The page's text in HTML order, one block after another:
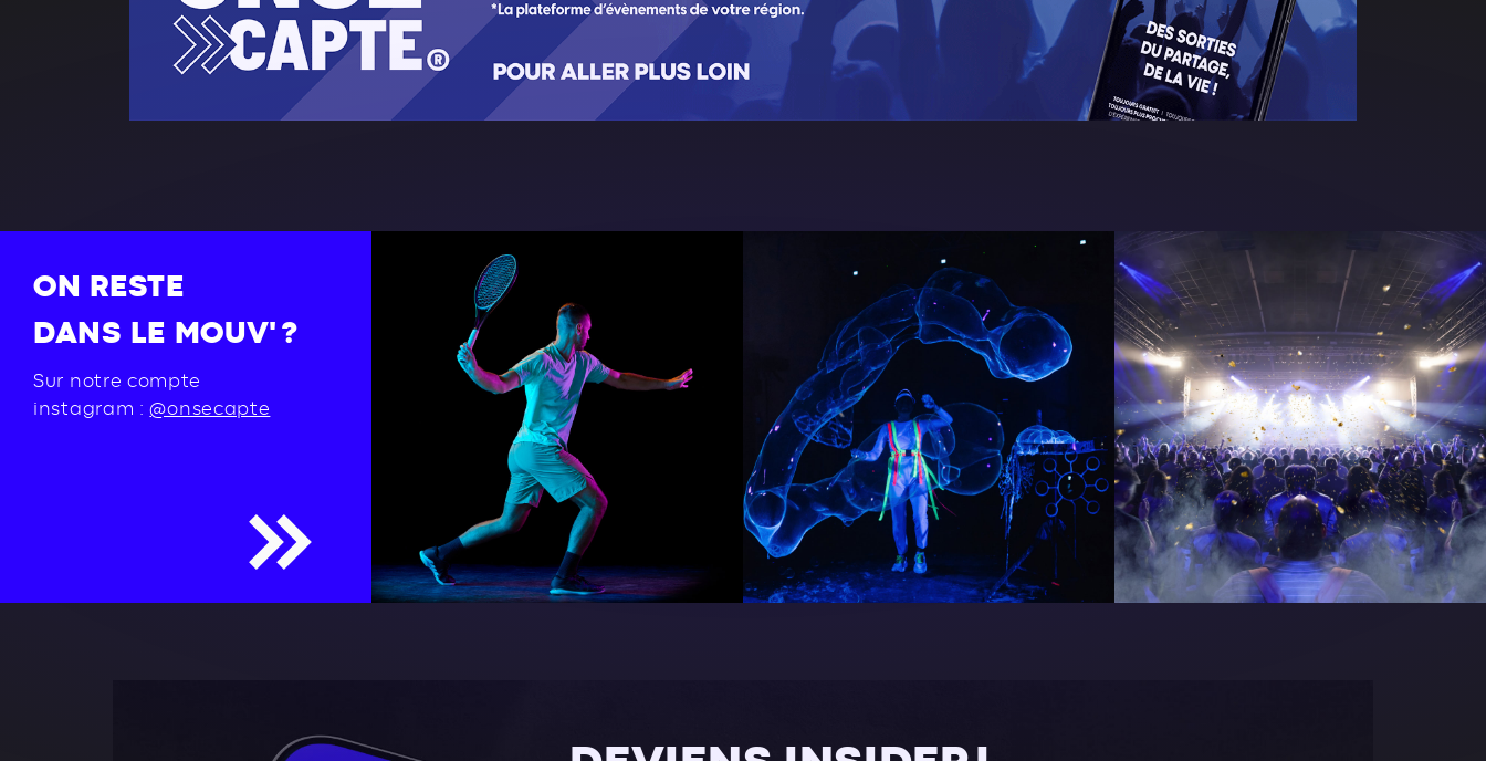
ON RESTE
DANS LE MOUV' ?
Sur notre compte
instagram :@onsecapte